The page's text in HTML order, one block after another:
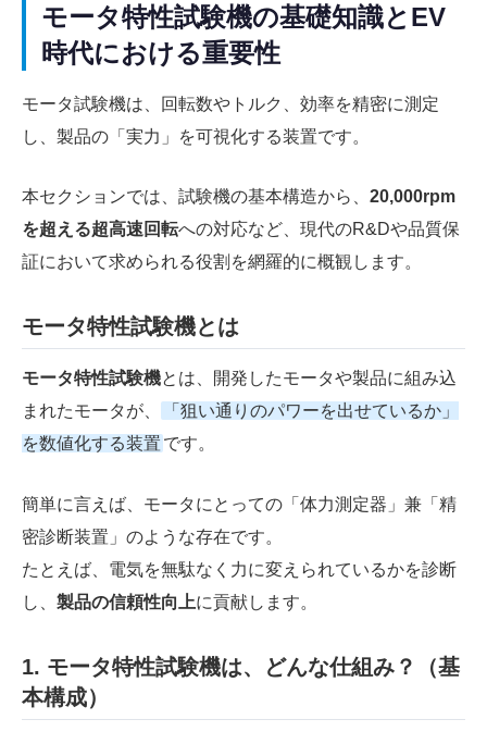
モータ特性試験機の基礎知識とEV
時代における重要性
モータ試験機は、回転数やトルク、効率を精密に測定
し、製品の「実力」を可視化する装置です。
本セクションでは、試験機の基本構造から、 20,000rpm
を超える超高速回転への対応など、現代のR&Dや品質保
証において求められる役割を網羅的に概観します。
モータ特性試験機とは
モータ特性試験機とは、開発したモータや製品に組み込
まれたモータが、
「狙い通りのパワーを出せているか」
を数値化する装置 です。
簡単に言えば、モータにとっての「体力測定器」兼「精
密診断装置」のような存在です。
たとえば、電気を無駄なく力に変えられているかを診断
し、 製品の信頼性向上に貢献します。
1. モータ特性試験機は、
どんな仕組み？（基
本構成）